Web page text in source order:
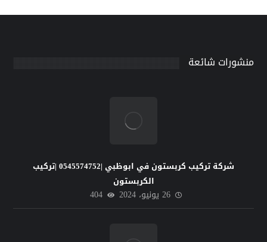
منشورات شائعة
شركة تركيب كربستون في ابوظبي |0545574752 |تركيب
الكربستون
26 يونيو، 2024 404